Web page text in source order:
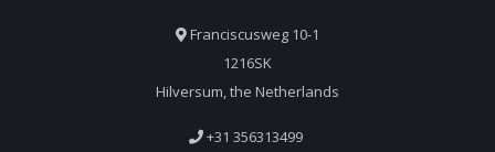
Franciscusweg 10-1
1216SK
Hilversum, the Netherlands
+31 356313499